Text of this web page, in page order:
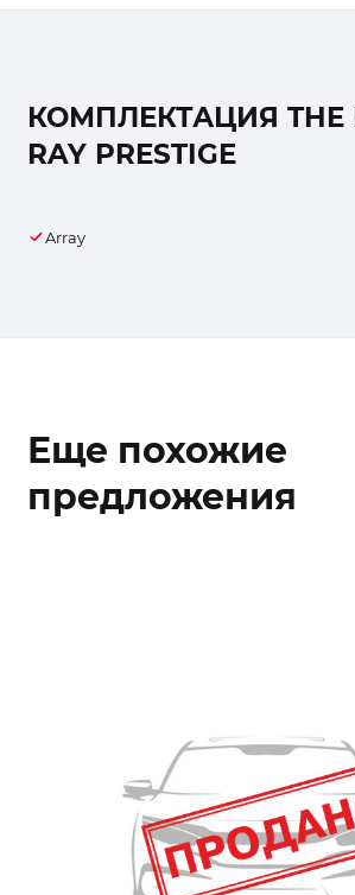
КОМПЛЕКТАЦИЯ THE
RAY PRESTIGE
Array
Еще похожие
предложения